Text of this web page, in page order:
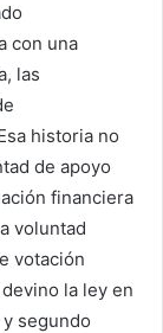
con una
las
historia no
de apoyo
financiera
voluntad
votación
la ley en
segundo